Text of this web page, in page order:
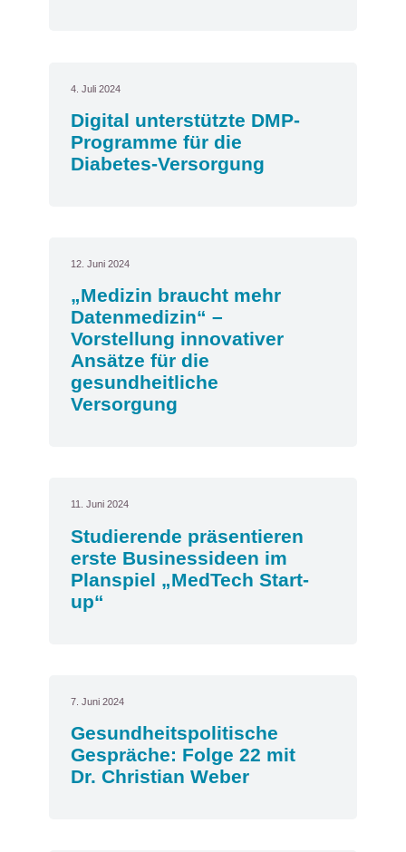
4. Juli 2024
Digital unterstützte DMP-
Programme für die
Diabetes-Versorgung
12. Juni 2024
„Medizin braucht mehr
Datenmedizin“ –
Vorstellung innovativer
Ansätze für die
gesundheitliche
Versorgung
11. Juni 2024
Studierende präsentieren
erste Businessideen im
Planspiel „MedTech Start-
up“
7. Juni 2024
Gesundheitspolitische
Gespräche: Folge 22 mit
Dr. Christian Weber